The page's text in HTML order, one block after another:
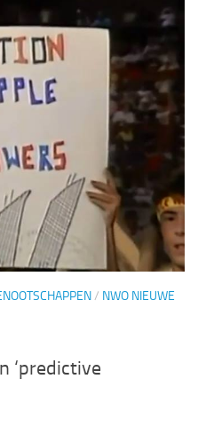
/ NWO NIEUWE
‘predictive